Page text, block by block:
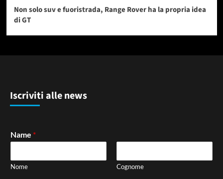
Non solo suv e fuoristrada, Range Rover ha la propria idea
di GT
Iscriviti alle news
Name *
Nome Cognome